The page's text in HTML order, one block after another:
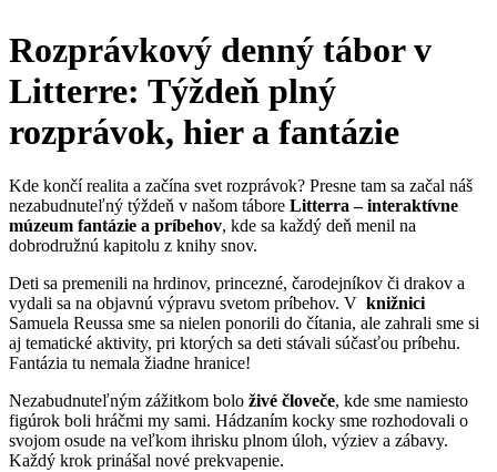
Rozprávkový denný tábor v
Litterre: Týždeň plný
rozprávok, hier a fantázie
Kde končí realita a začína svet rozprávok? Presne tam sa začal náš
nezabudnuteľný týždeň v našom tábore Litterra – interaktívne
múzeum fantázie a príbehov, kde sa každý deň menil na
dobrodružnú kapitolu z knihy snov.
Deti sa premenili na hrdinov, princezné, čarodejníkov či drakov a
vydali sa na objavnú výpravu svetom príbehov. V knižnici
Samuela Reussa sme sa nielen ponorili do čítania, ale zahrali sme si
aj tematické aktivity, pri ktorých sa deti stávali súčasťou príbehu.
Fantázia tu nemala žiadne hranice!
Nezabudnuteľným zážitkom bolo živé človeče, kde sme namiesto
figúrok boli hráčmi my sami. Hádzaním kocky sme rozhodovali o
svojom osude na veľkom ihrisku plnom úloh, výziev a zábavy.
Každý krok prinášal nové prekvapenie.